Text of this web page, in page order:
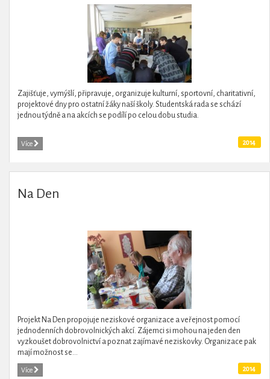
Zajišťuje, vymýšlí, připravuje, organizuje kulturní, sportovní, charitativní,
projektové dny pro ostatní žáky naší školy. Studentská rada se schází
jednou týdně a na akcích se podílí po celou dobu studia.
Více 2014
Na Den
Projekt Na Den propojuje neziskové organizace a veřejnost pomocí
jednodenních dobrovolnických akcí. Zájemci si mohou na jeden den
vyzkoušet dobrovolnictví a poznat zajímavé neziskovky. Organizace pak
mají možnost se...
Více 2014